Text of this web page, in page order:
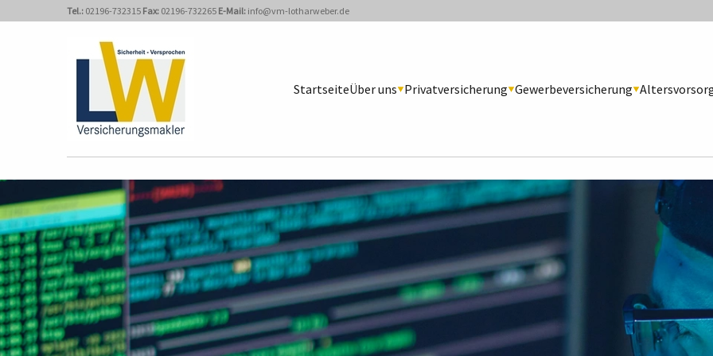
Tel.: 02196-732315 Fax: 02196-732265 E-Mail: info@vm-lotharweber.de
StartseiteÜber uns Privatversicherung Gewerbeversicherung